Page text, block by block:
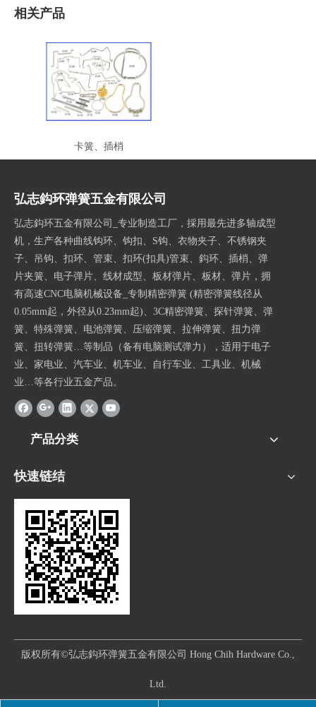
相关产品
卡簧、插梢
弘志鈎环弹簧五金有限公司
弘志鈎环五金有限公司_专业制造工厂，採用最先进多轴成型
机，生产各种曲线钩环、钩扣、S钩、衣物夹子、不锈钢夹
子、吊钩、扣环、管束、扣环(扣具)管束、鈎环、插梢、弹
片夹簧、电子弹片、线材成型、板材弹片、板材、弹片，拥
有高速CNC电脑机械设备_专制精密弹簧 (精密弹簧线径从
0.05mm起，外径从0.23mm起)、3C精密弹簧、探针弹簧、弹
簧、特殊弹簧、电池弹簧、压缩弹簧、拉伸弹簧、扭力弹
簧、扭转弹簧…等制品（备有电脑测试弹力），适用于电子
业、家电业、汽车业、机车业、自行车业、工具业、机械
业…等各行业五金产品。
产品分类
快速链结
版权所有©弘志鈎环弹簧五金有限公司 Hong Chih Hardware Co.,
Ltd.